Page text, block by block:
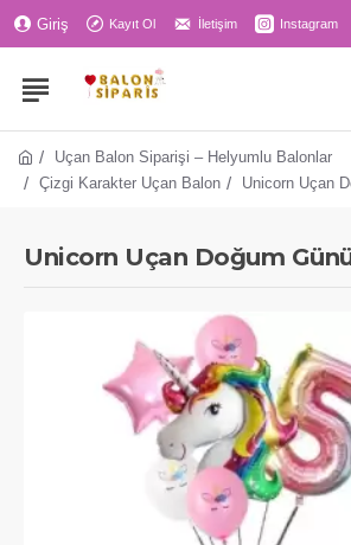
Giriş Kayıt Ol İletişim Instagram
Uçan Balon Siparişi – Helyumlu Balonlar
Çizgi Karakter Uçan Balon
Unicorn Uçan
Unicorn Uçan Doğum